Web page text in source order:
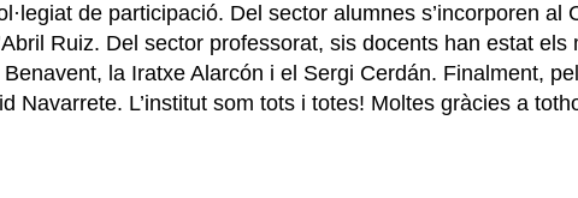
de participació. Del sector alumnes s’incorporen al
Ruiz. Del sector professorat, sis docents han estat els
la Iratxe Alarcón i el Sergi Cerdán. Finalment,
Navarrete. L’institut som tots i totes! Moltes gràcies a